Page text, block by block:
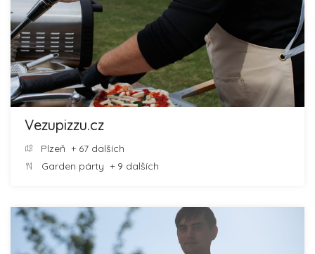
Vezupizzu.cz
Plzeň + 67 dalších
Garden párty + 9 dalších